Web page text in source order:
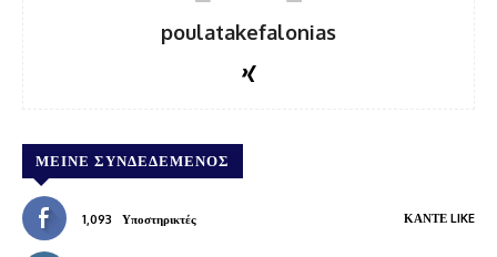
poulatakefalonias
ΜΕΊΝΕ ΣΥΝΔΕΔΕΜΈΝΟΣ
1,093 Υποστηρικτές ΚΆΝΤΕ LIKE